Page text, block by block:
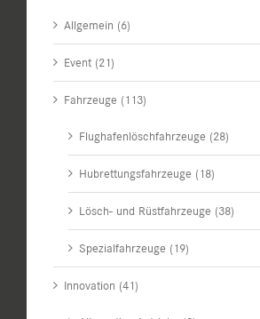
Allgemein (6)
Event (21)
Fahrzeuge (113)
Flughafenlöschfahrzeuge (28)
Hubrettungsfahrzeuge (18)
Lösch- und Rüstfahrzeuge (38)
Spezialfahrzeuge (19)
Innovation (41)